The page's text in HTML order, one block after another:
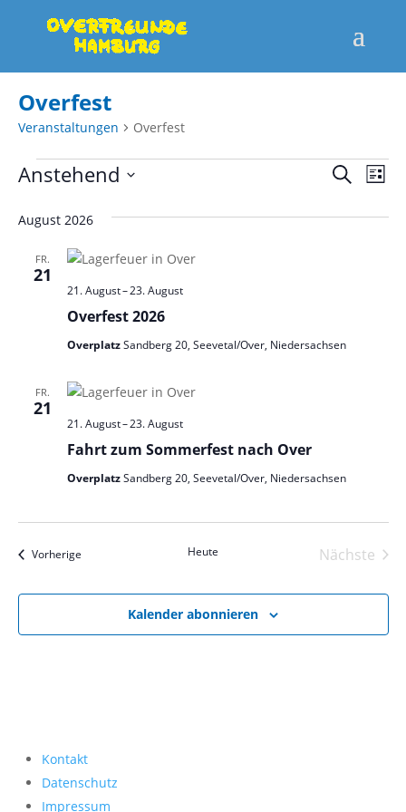
Overfest
Veranstaltungen Overfest
Veranstaltungen SucheListe
Anstehend
wählen.
August 2026
FR.
21
Overfest 2026
21. August–23. August
OverplatzSandberg 20, Seevetal/Over, Niedersachsen
FR.
21
Fahrt zum Sommerfest nach Over
21. August–23. August
OverplatzSandberg 20, Seevetal/Over, Niedersachsen
VorherigeVeranstaltungen Heute
Nächste
Kalender abonnieren
Kontakt
Datenschutz
Impressum